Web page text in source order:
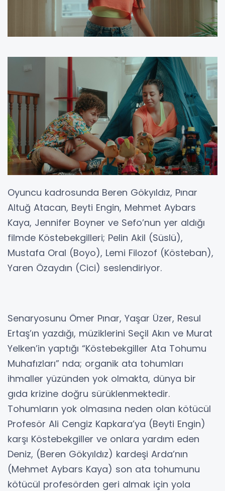
Oyuncu kadrosunda Beren Gökyıldız, Pınar
Altuğ Atacan, Beyti Engin, Mehmet Aybars
Kaya, Jennifer Boyner ve Sefo’nun yer aldığı
filmde Köstebekgilleri; Pelin Akil (Süslü),
Mustafa Oral (Boyo), Lemi Filozof (Kösteban),
Yaren Özaydın (Cici) seslendiriyor.
Senaryosunu Ömer Pınar, Yaşar Üzer, Resul
Ertaş’ın yazdığı, müziklerini Seçil Akın ve Murat
Yelken’in yaptığı “Köstebekgiller Ata Tohumu
Muhafızları” nda; organik ata tohumları
ihmaller yüzünden yok olmakta, dünya bir
gıda krizine doğru sürüklenmektedir.
Tohumların yok olmasına neden olan kötücül
Profesör Ali Cengiz Kapkara’ya (Beyti Engin)
karşı Köstebekgiller ve onlara yardım eden
Deniz, (Beren Gökyıldız) kardeşi Arda’nın
(Mehmet Aybars Kaya) son ata tohumunu
kötücül profesörden geri almak için yola